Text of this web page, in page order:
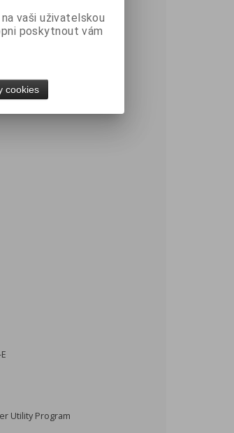
Utility Program
vaši uživatelskou
poskytnout vám
cookies